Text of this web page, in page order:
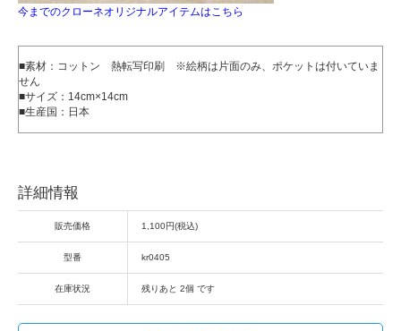
今までのクローネオリジナルアイテムはこちら
■素材：コットン 熱転写印刷 ※絵柄は片面のみ、ポケットは付いていま
せん
■サイズ：14cm×14cm
■生産国：日本
詳細情報
販売価格 1,100円(税込)
型番 kr0405
在庫状況 残りあと 2個 です